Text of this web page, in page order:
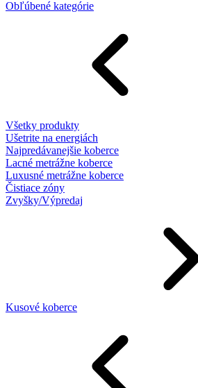
Obľúbené kategórie
Všetky produkty
Ušetrite na energiách
Najpredávanejšie koberce
Lacné metrážne koberce
Luxusné metrážne koberce
Čistiace zóny
Zvyšky/Výpredaj
Kusové koberce